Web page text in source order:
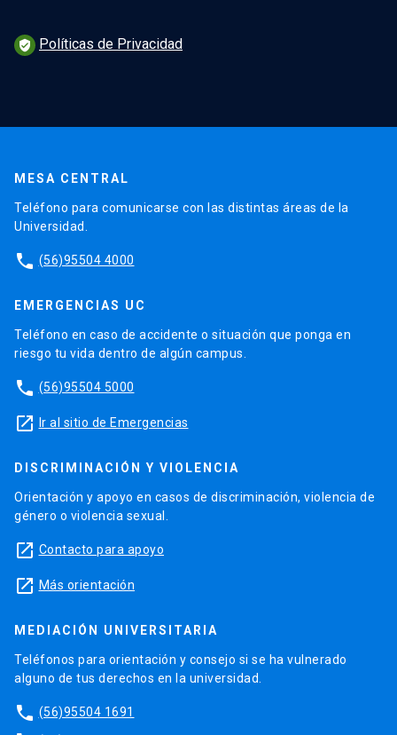
verified_user Políticas de Privacidad
MESA CENTRAL
Teléfono para comunicarse con las distintas áreas de la
Universidad.
phone (56)95504 4000
EMERGENCIAS UC
Teléfono en caso de accidente o situación que ponga en
riesgo tu vida dentro de algún campus.
phone (56)95504 5000
launch Ir al sitio de Emergencias
DISCRIMINACIÓN Y VIOLENCIA
Orientación y apoyo en casos de discriminación, violencia de
género o violencia sexual.
launch Contacto para apoyo
launch Más orientación
MEDIACIÓN UNIVERSITARIA
Teléfonos para orientación y consejo si se ha vulnerado
alguno de tus derechos en la universidad.
phone (56)95504 1691